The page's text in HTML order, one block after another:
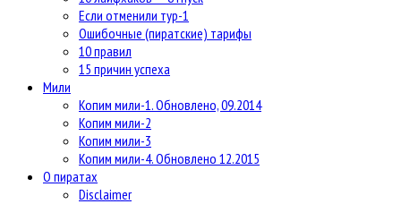
Если отменили тур-1
Ошибочные (пиратские) тарифы
10 правил
15 причин успеха
Мили
Копим мили-1. Обновлено, 09.2014
Копим мили-2
Копим мили-3
Копим мили-4. Обновлено 12.2015
О пиратах
Disclaimer